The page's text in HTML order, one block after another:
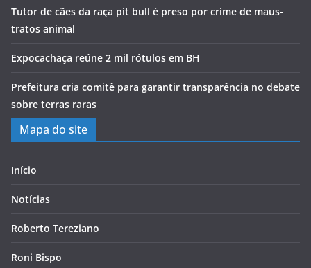
Tutor de cães da raça pit bull é preso por crime de maus-
tratos animal
Expocachaça reúne 2 mil rótulos em BH
Prefeitura cria comitê para garantir transparência no debate
sobre terras raras
Mapa do site
Início
Notícias
Roberto Tereziano
Roni Bispo